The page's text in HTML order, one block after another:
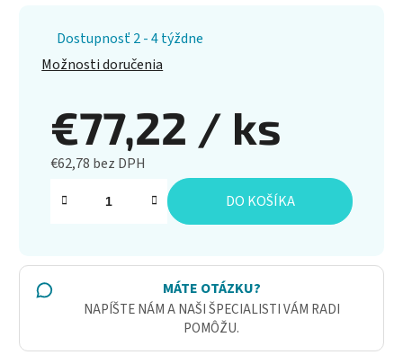
Dostupnosť 2 - 4 týždne
Možnosti doručenia
€77,22 / ks
€62,78 bez DPH
Jednotková cena:
DO KOŠÍKA
MÁTE OTÁZKU?
NAPÍŠTE NÁM A NAŠI ŠPECIALISTI VÁM RADI
POMÔŽU.